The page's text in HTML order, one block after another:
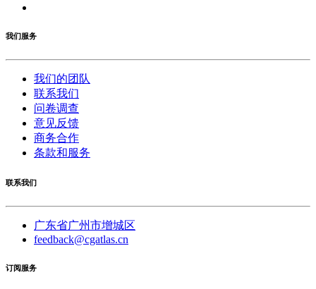
我们服务
我们的团队
联系我们
问卷调查
意见反馈
商务合作
条款和服务
联系我们
广东省广州市增城区
feedback@cgatlas.cn
订阅服务